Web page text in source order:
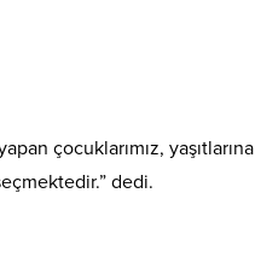
çocuklarımız,
dedi.